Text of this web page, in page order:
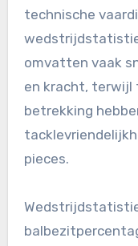
technische
omvatten vaak
en kracht, terwijl
betrekking
pieces.